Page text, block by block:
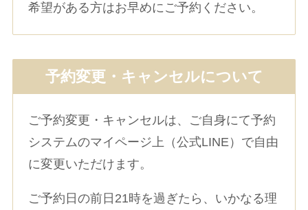
希望がある方はお早めにご予約ください。
予約変更・キャンセルについて
ご予約変更・キャンセルは、ご自身にて予約
システムのマイページ上（公式LINE）で自由
に変更いただけます。
ご予約日の前日21時を過ぎたら、いかなる理